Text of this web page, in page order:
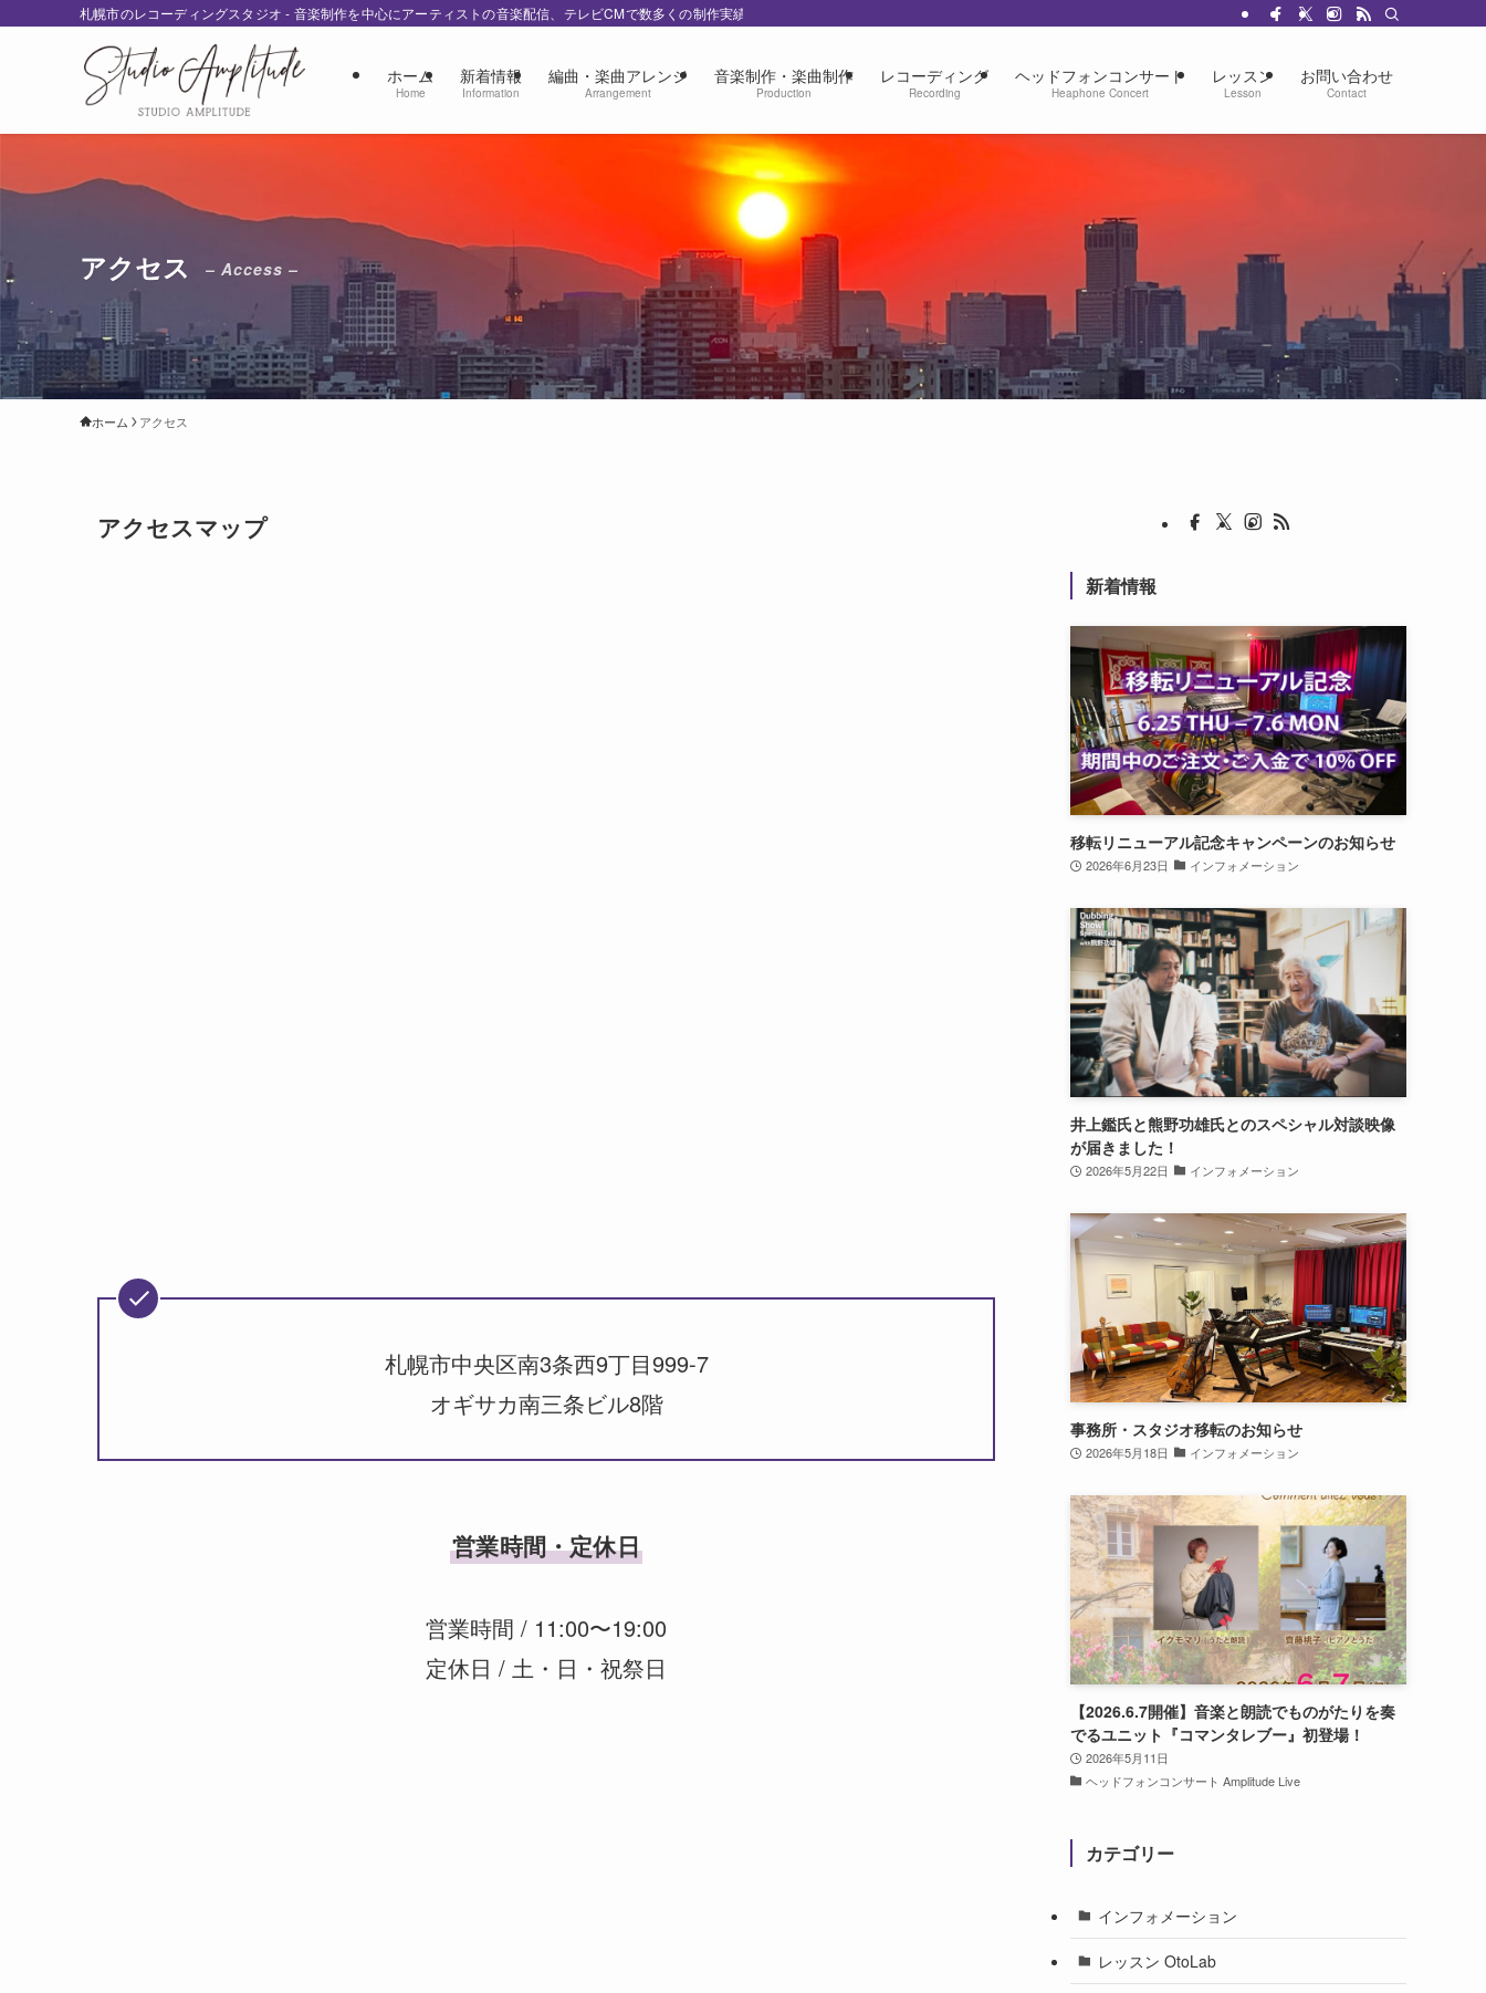
札幌市のレコーディングスタジオ - 音楽制作を中心にアーティストの音楽配信、テレビCMで数多くの制作実績
ホーム
Home
新着情報
Information
編曲・楽曲アレンジ
Arrangement
音楽制作・楽曲制作
Production
レコーディング
Recording
ヘッドフォンコンサート
Heaphone Concert
レッスン
Lesson
お問い合わせ
Contact
アクセス – Access –
ホーム アクセス
アクセスマップ
札幌市中央区南3条西9丁目999-7
オギサカ南三条ビル8階
営業時間・定休日
営業時間 / 11:00〜19:00
定休日 / 土・日・祝祭日
新着情報
移転リニューアル記念キャンペーンのお知らせ
2026年6月23日 インフォメーション
井上鑑氏と熊野功雄氏とのスペシャル対談映像
が届きました！
2026年5月22日 インフォメーション
事務所・スタジオ移転のお知らせ
2026年5月18日 インフォメーション
【2026.6.7開催】音楽と朗読でものがたりを奏
でるユニット『コマンタレブー』初登場！
2026年5月11日
ヘッドフォンコンサート Amplitude Live
カテゴリー
インフォメーション
レッスン OtoLab